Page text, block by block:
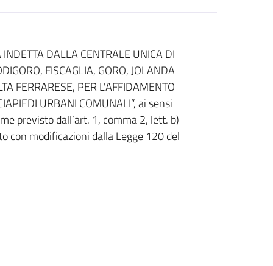
DALLA CENTRALE UNICA DI
FISCAGLIA, GORO, JOLANDA
FERRARESE, PER L'AFFIDAMENTO
URBANI COMUNALI”, ai sensi
previsto dall’art. 1, comma 2, lett. b)
con modificazioni dalla Legge 120 del